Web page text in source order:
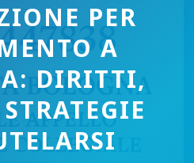
PER
A
DIRITTI,